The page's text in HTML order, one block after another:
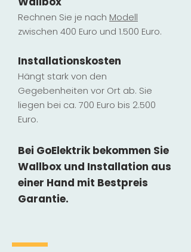
Rechnen Sie je nach Modell
zwischen 400 Euro und 1.500 Euro.
Installationskosten
Hängt stark von den
Gegebenheiten vor Ort ab. Sie
liegen bei ca. 700 Euro bis 2.500
Euro.
Bei GoElektrik bekommen Sie
Wallbox und Installation aus
einer Hand mit Bestpreis
Garantie.